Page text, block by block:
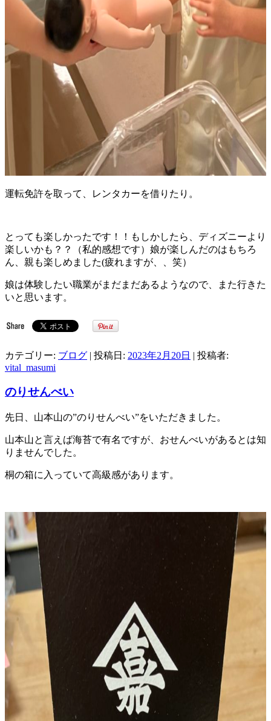
運転免許を取って、レンタカーを借りたり。
とっても楽しかったです！！もしかしたら、ディズニーより
楽しいかも？？（私的感想です）娘が楽しんだのはもちろ
ん、親も楽しめました(疲れますが、、笑）
娘は体験したい職業がまだまだあるようなので、また行きた
いと思います。
カテゴリー: ブログ | 投稿日: 2023年2月20日 | 投稿者:
vital_masumi
のりせんべい
先日、山本山の”のりせんべい”をいただきました。
山本山と言えば海苔で有名ですが、おせんべいがあるとは知
りませんでした。
桐の箱に入っていて高級感があります。